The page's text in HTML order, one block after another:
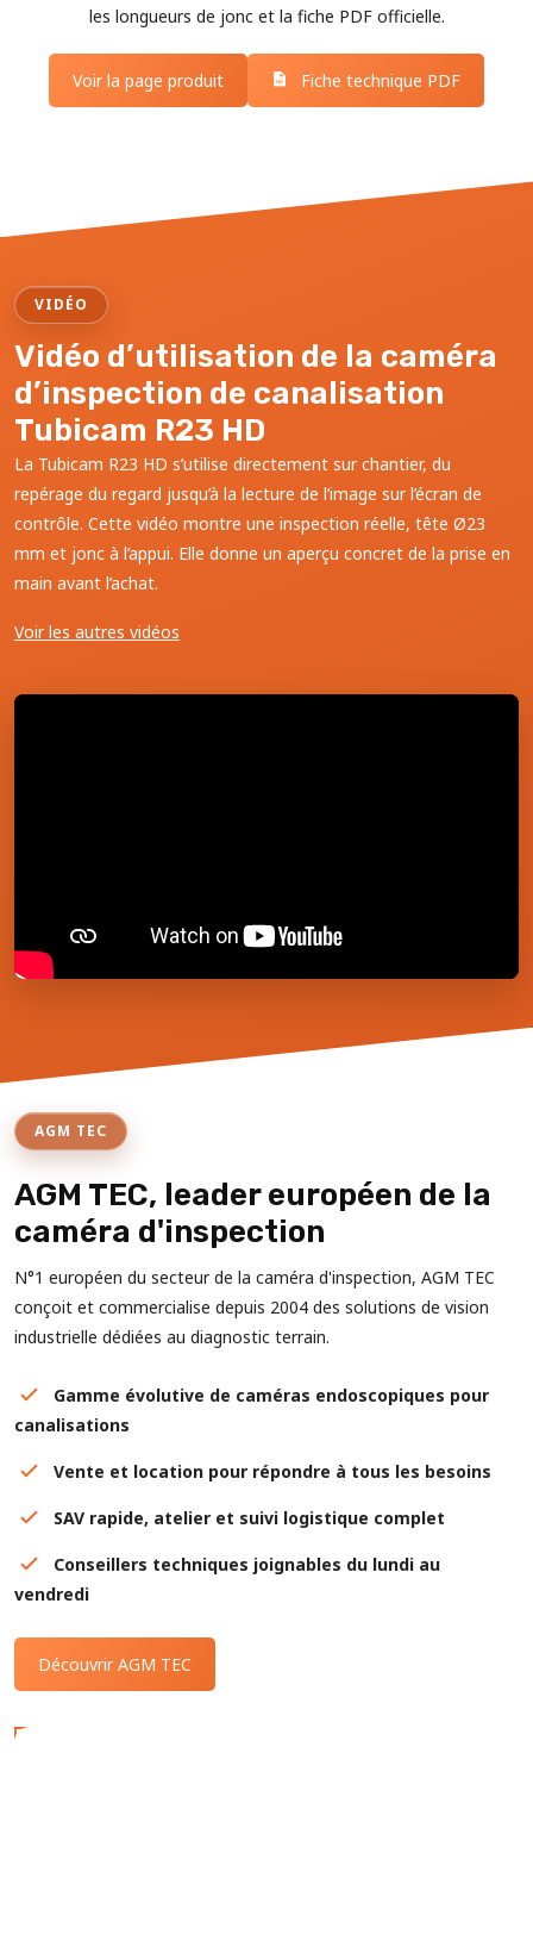
les longueurs de jonc et la fiche PDF officielle.
Voir la page produit Fiche technique PDF
VIDÉO
Vidéo d’utilisation de la caméra
d’inspection de canalisation
Tubicam R23 HD
La Tubicam R23 HD s’utilise directement sur chantier, du
repérage du regard jusqu’à la lecture de l’image sur l’écran de
contrôle. Cette vidéo montre une inspection réelle, tête Ø23
mm et jonc à l’appui. Elle donne un aperçu concret de la prise en
main avant l’achat.
Voir les autres vidéos
AGM TEC
AGM TEC, leader européen de la
caméra d'inspection
N°1 européen du secteur de la caméra d'inspection, AGM TEC
conçoit et commercialise depuis 2004 des solutions de vision
industrielle dédiées au diagnostic terrain.
Gamme évolutive de caméras endoscopiques pour
canalisations
Vente et location pour répondre à tous les besoins
SAV rapide, atelier et suivi logistique complet
Conseillers techniques joignables du lundi au
vendredi
Découvrir AGM TEC